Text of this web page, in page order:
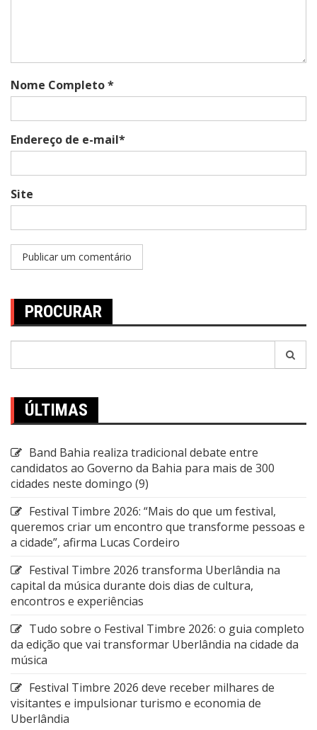
Nome Completo *
Endereço de e-mail*
Site
PROCURAR
ÚLTIMAS
Band Bahia realiza tradicional debate entre
candidatos ao Governo da Bahia para mais de 300
cidades neste domingo (9)
Festival Timbre 2026: “Mais do que um festival,
queremos criar um encontro que transforme pessoas e
a cidade”, afirma Lucas Cordeiro
Festival Timbre 2026 transforma Uberlândia na
capital da música durante dois dias de cultura,
encontros e experiências
Tudo sobre o Festival Timbre 2026: o guia completo
da edição que vai transformar Uberlândia na cidade da
música
Festival Timbre 2026 deve receber milhares de
visitantes e impulsionar turismo e economia de
Uberlândia